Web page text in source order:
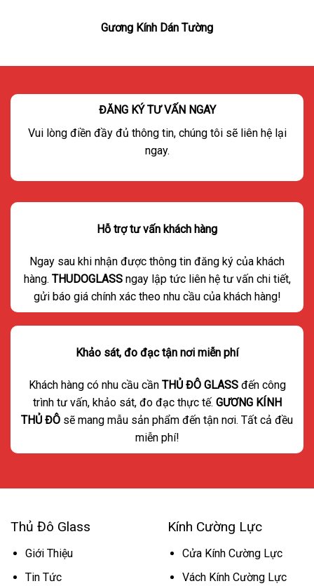
Gương Kính Dán Tường
ĐĂNG KÝ TƯ VẤN NGAY
Vui lòng điền đầy đủ thông tin, chúng tôi sẽ liên hệ lại
ngay.
Hỗ trợ tư vấn khách hàng
Ngay sau khi nhận được thông tin đăng ký của khách
hàng. THUDOGLASS ngay lập tức liên hệ tư vấn chi tiết,
gửi báo giá chính xác theo nhu cầu của khách hàng!
Khảo sát, đo đạc tận nơi miễn phí
Khách hàng có nhu cầu cần THỦ ĐÔ GLASS đến công
trình tư vấn, khảo sát, đo đạc thực tế. GƯƠNG KÍNH
THỦ ĐÔ sẽ mang mẫu sản phẩm đến tận nơi. Tất cả đều
miễn phí!
Thủ Đô Glass
Giới Thiệu
Tin Tức
Kính Cường Lực
Cửa Kính Cường Lực
Vách Kính Cường Lực